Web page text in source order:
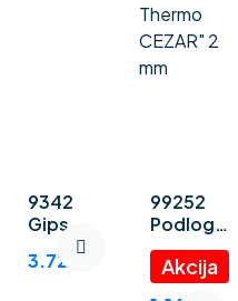
9342
Gips
ploča
građevin
3.72 €
99252
Podloga
za
laminat (
podno